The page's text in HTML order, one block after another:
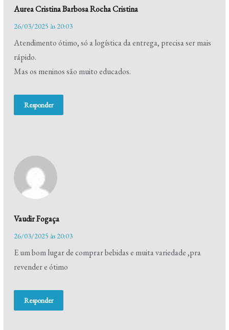
Aurea Cristina Barbosa Rocha Cristina
26/03/2025 às 20:03
Atendimento ótimo, só a logística da entrega, precisa ser mais
rápido.
Mas os meninos são muito educados.
Responder
Vaudir Fogaça
26/03/2025 às 20:03
E um bom lugar de comprar bebidas e muita variedade ,pra
revender e ótimo
Responder